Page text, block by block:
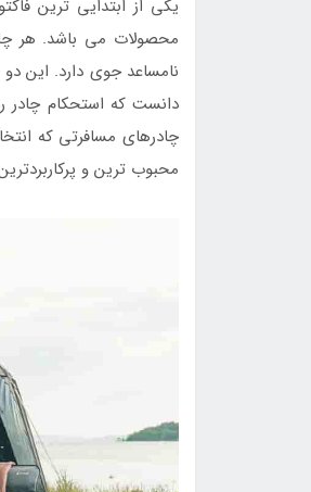
یکی از ابتدایی ترین
محصولات می باشد. هر
نامساعد جوی دارد. این
دانست که استحکام چادر
چادرهای مسافرتی که
محبوب ترین و